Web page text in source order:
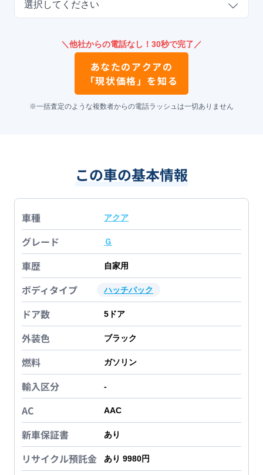
選択してください
＼他社からの電話なし！30秒で完了／
あなたのアクアの
「現状価格」を知る
※一括査定のような複数者からの電話ラッシュは一切ありません
この車の基本情報
車種 アクア
グレード Ｇ
車歴 自家用
ボディタイプ ハッチバック
ドア数 5 ドア
外装色 ブラック
燃料 ガソリン
輸入区分 -
AC AAC
新車保証書 あり
リサイクル預託金 あり 9980円